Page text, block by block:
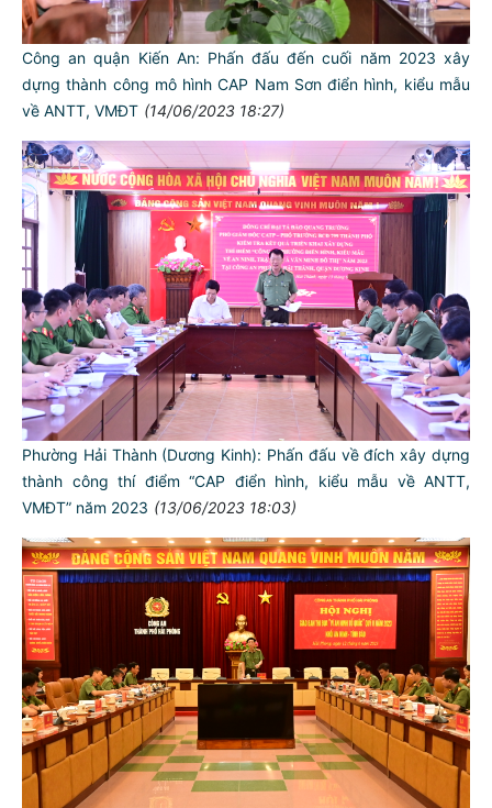
Công an quận Kiến An: Phấn đấu đến cuối năm 2023 xây
dựng thành công mô hình CAP Nam Sơn điển hình, kiểu mẫu
về ANTT, VMĐT (14/06/2023 18:27)
Phường Hải Thành (Dương Kinh): Phấn đấu về đích xây dựng
thành công thí điểm “CAP điển hình, kiểu mẫu về ANTT,
VMĐT” năm 2023 (13/06/2023 18:03)